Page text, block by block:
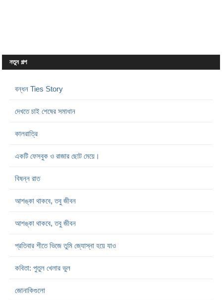
নতুন গল্প
বন্ধন Ties Story
দেখতে চাই শেষের সমাধান
কালরাত্রি
একটি ফেসবুক ও রাজার ছোট মেয়ে।
বিষন্ন রাত
আশঙ্কা থাকবে, তবু জীবন
আশঙ্কা থাকবে, তবু জীবন
প্রতিবার শীতে ভিজে তুমি জ্যোস্না হয়ে যাও
কবিতা: পুতুল খেলার ভুল
জোনাকিগুলো